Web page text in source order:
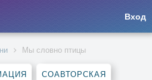
Вход
Мы словно птицы
СОАВТОРСКАЯ